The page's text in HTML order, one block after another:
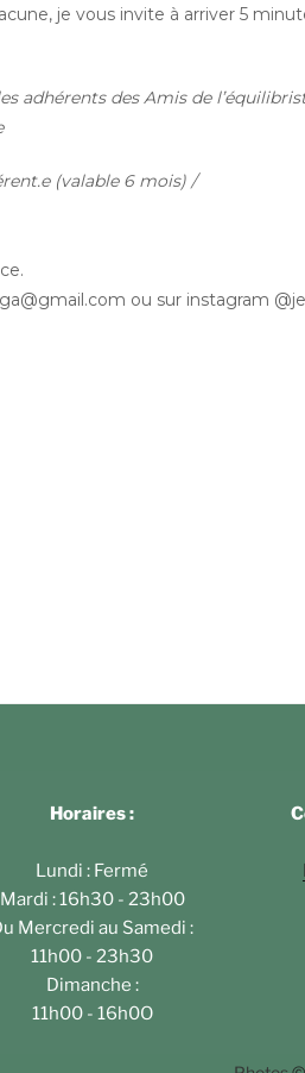
je vous invite à arriver 5
adhérents des Amis de
(valable 6 mois) /
ou sur instagram
Horaires :
Lundi : Fermé
Mardi : 16h30 - 23h00
Mercredi au Samedi :
11h00 - 23h30
Dimanche :
11h00 - 16h0O